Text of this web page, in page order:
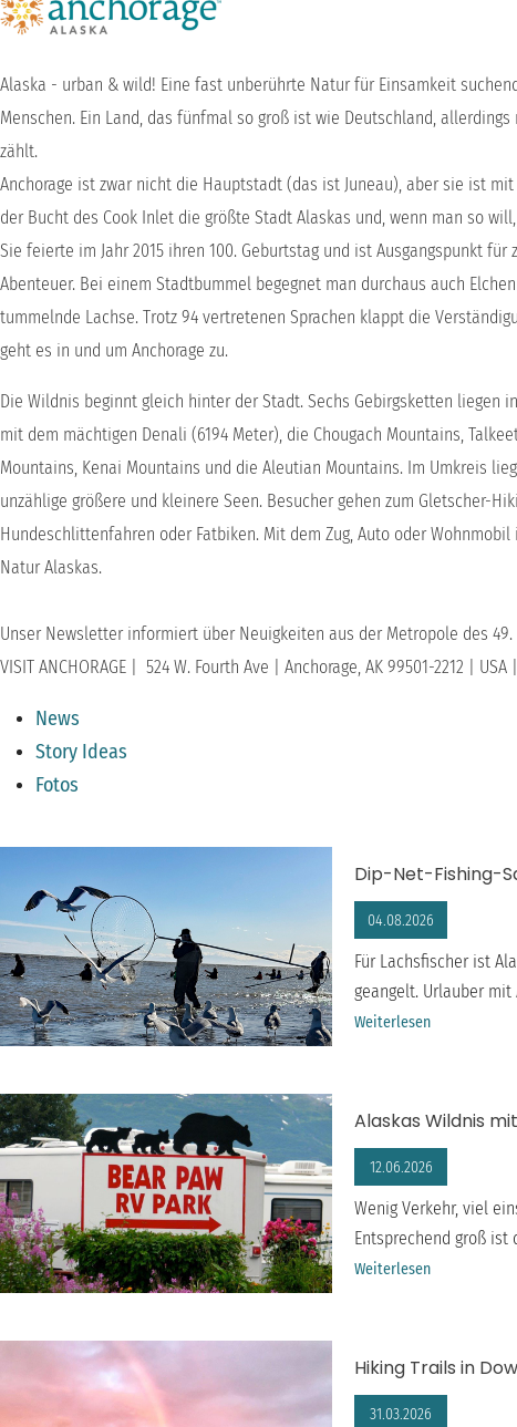
ANCHORAGE
ANCHORAGE
Alaska - urban & wild! Eine fast unberührte Natur für Einsamkeit
Menschen. Ein Land, das fünfmal so groß ist wie Deutschland,
zählt.
Anchorage ist zwar nicht die Hauptstadt (das ist Juneau), aber sie ist
der Bucht des Cook Inlet die größte Stadt Alaskas und, wenn man so
Sie feierte im Jahr 2015 ihren 100. Geburtstag und ist Ausgangspunkt
Abenteuer. Bei einem Stadtbummel begegnet man durchaus auch
tummelnde Lachse. Trotz 94 vertretenen Sprachen klappt die
geht es in und um Anchorage zu.
Die Wildnis beginnt gleich hinter der Stadt. Sechs Gebirgsketten liegen
mit dem mächtigen Denali (6194 Meter), die Chougach Mountains,
Mountains, Kenai Mountains und die Aleutian Mountains. Im Umkreis
unzählige größere und kleinere Seen. Besucher gehen zum Gletscher-
Hundeschlittenfahren oder Fatbiken. Mit dem Zug, Auto oder
Natur Alaskas.
Unser Newsletter informiert über Neuigkeiten aus der Metropole des 49.
VISIT ANCHORAGE | 524 W. Fourth Ave | Anchorage, AK 99501-2212 | USA |
News
Story Ideas
Fotos
Dip-Net-Fishing-
04.08.2026
Für Lachsfischer ist
geangelt. Urlauber mit
Weiterlesen
Alaskas Wildnis
12.06.2026
Wenig Verkehr, viel
Entsprechend groß ist
Weiterlesen
Hiking Trails in
31.03.2026